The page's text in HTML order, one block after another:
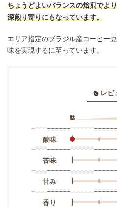
ちょうどよいバランスの焙煎でよ
深煎り寄りにもなっています。
エリア指定のブラジル産コーヒー
味を実現するに至っています。
レビ
酸味
苦味
甘み
香り